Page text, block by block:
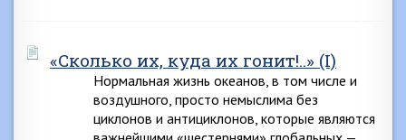
«Сколько их, куда их гонит!..» (I)
Нормальная жизнь океанов, в том числе и
воздушного, просто немыслима без
циклонов и антициклонов, которые являются